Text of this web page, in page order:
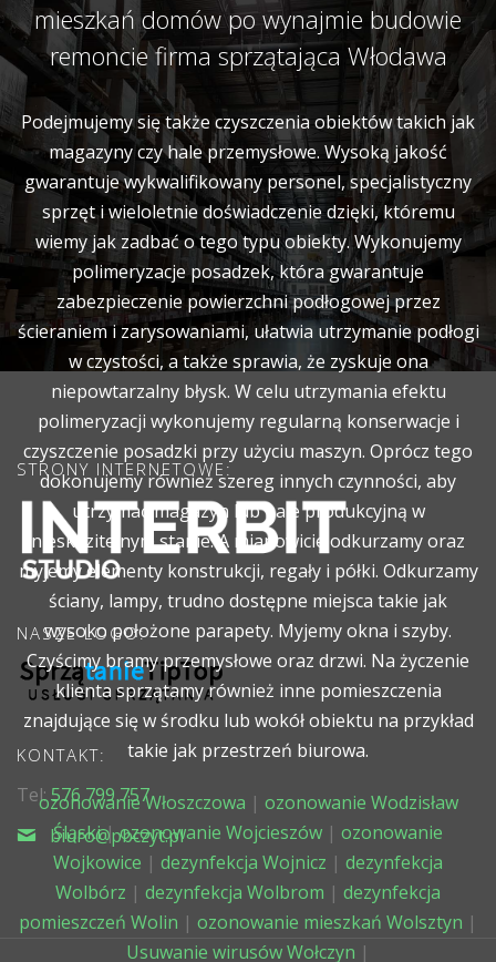
mieszkań domów po wynajmie budowie
remoncie firma sprzątająca Włodawa
Podejmujemy się także czyszczenia obiektów takich jak
magazyny czy hale przemysłowe. Wysoką jakość
gwarantuje wykwalifikowany personel, specjalistyczny
sprzęt i wieloletnie doświadczenie dzięki, któremu
wiemy jak zadbać o tego typu obiekty. Wykonujemy
polimeryzacje posadzek, która gwarantuje
zabezpieczenie powierzchni podłogowej przez
ścieraniem i zarysowaniami, ułatwia utrzymanie podłogi
w czystości, a także sprawia, że zyskuje ona
niepowtarzalny błysk. W celu utrzymania efektu
polimeryzacji wykonujemy regularną konserwacje i
czyszczenie posadzki przy użyciu maszyn. Oprócz tego
dokonujemy również szereg innych czynności, aby
utrzymać magazyn lub hale produkcyjną w
nieskazitelnym stanie. A mianowicie odkurzamy oraz
myjemy elementy konstrukcji, regały i półki. Odkurzamy
ściany, lampy, trudno dostępne miejsca takie jak
wysoko położone parapety. Myjemy okna i szyby.
Czyścimy bramy przemysłowe oraz drzwi. Na życzenie
klienta sprzątamy również inne pomieszczenia
znajdujące się w środku lub wokół obiektu na przykład
takie jak przestrzeń biurowa.
ozonowanie Włoszczowa | ozonowanie Wodzisław
Śląski|ozonowanie Wojcieszów | ozonowanie
Wojkowice | dezynfekcja Wojnicz | dezynfekcja
Wolbórz | dezynfekcja Wolbrom | dezynfekcja
pomieszczeń Wolin | ozonowanie mieszkań Wolsztyn |
Usuwanie wirusów Wołczyn |
STRONY INTERNETOWE:
NASZE LOGO:
KONTAKT:
Tel:576 799 757
biuro@pbczyt.pl